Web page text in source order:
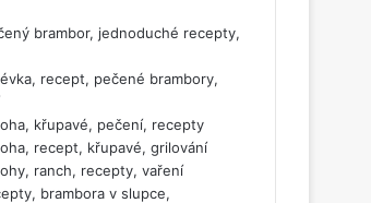
brambor, jednoduché recepty,
recept, pečené brambory,
křupavé, pečení, recepty
recept, křupavé, grilování
ranch, recepty, vaření
brambora v slupce,